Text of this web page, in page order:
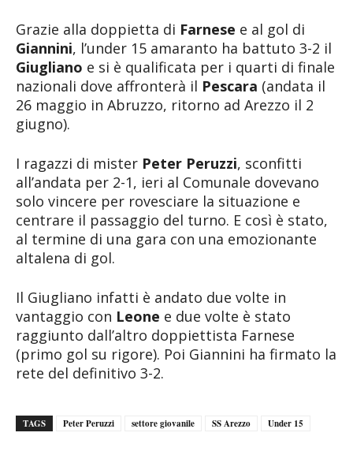
Grazie alla doppietta di Farnese e al gol di
Giannini, l’under 15 amaranto ha battuto 3-2 il
Giugliano e si è qualificata per i quarti di finale
nazionali dove affronterà il Pescara (andata il
26 maggio in Abruzzo, ritorno ad Arezzo il 2
giugno).
I ragazzi di mister Peter Peruzzi, sconfitti
all’andata per 2-1, ieri al Comunale dovevano
solo vincere per rovesciare la situazione e
centrare il passaggio del turno. E così è stato,
al termine di una gara con una emozionante
altalena di gol.
Il Giugliano infatti è andato due volte in
vantaggio con Leone e due volte è stato
raggiunto dall’altro doppiettista Farnese
(primo gol su rigore). Poi Giannini ha firmato la
rete del definitivo 3-2.
TAGS Peter Peruzzi settore giovanile SS Arezzo Under 15